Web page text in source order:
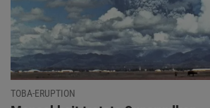
TOBA-ERUPTION